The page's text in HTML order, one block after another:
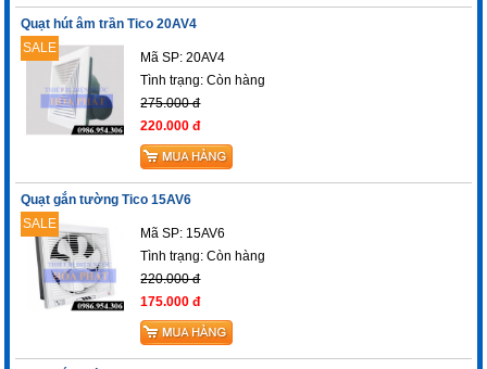
Quạt hút âm trần Tico 20AV4
SALE
Mã SP: 20AV4
Tình trạng:Còn hàng
275.000 đ
220.000 đ
Quạt gắn tường Tico 15AV6
SALE
Mã SP: 15AV6
Tình trạng:Còn hàng
220.000 đ
175.000 đ